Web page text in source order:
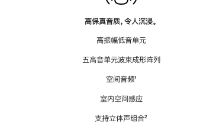
高保真音质，令人沉浸。
高振幅低音单元
五高音单元波束成形阵列
空间音频脚
¹
室内空间感应
支持立体声组合脚
²